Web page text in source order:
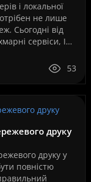
і локальної
не лише
Сьогодні від
сервіси, IP-
53
друку
друку у
повністю